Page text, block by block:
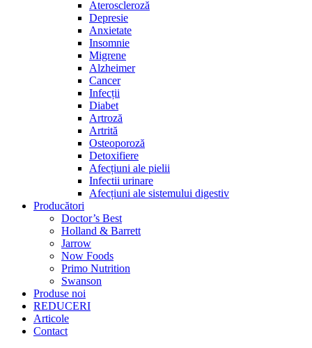
Ateroscleroză
Depresie
Anxietate
Insomnie
Migrene
Alzheimer
Cancer
Infecții
Diabet
Artroză
Artrită
Osteoporoză
Detoxifiere
Afecțiuni ale pielii
Infectii urinare
Afecțiuni ale sistemului digestiv
Producători
Doctor’s Best
Holland & Barrett
Jarrow
Now Foods
Primo Nutrition
Swanson
Produse noi
REDUCERI
Articole
Contact